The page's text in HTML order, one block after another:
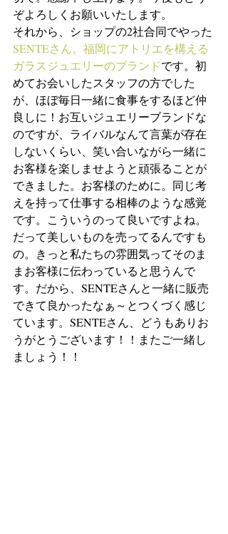
ぞよろしくお願いいたします。
それから、ショップの2社合同でやった
SENTEさん。福岡にアトリエを構える
ガラスジュエリーのブランドです。初
めてお会いしたスタッフの方でした
が、ほぼ毎日一緒に食事をするほど仲
良しに！お互いジュエリーブランドな
のですが、ライバルなんて言葉が存在
しないくらい、笑い合いながら一緒に
お客様を楽しませようと頑張ることが
できました。お客様のために。同じ考
えを持って仕事する相棒のような感覚
です。こういうのって良いですよね。
だって美しいものを売ってるんですも
の。きっと私たちの雰囲気ってそのま
まお客様に伝わっていると思うんで
す。だから、SENTEさんと一緒に販売
できて良かったなぁ～とつくづく感じ
ています。SENTEさん、どうもありお
うがとうございます！！またご一緒し
ましょう！！